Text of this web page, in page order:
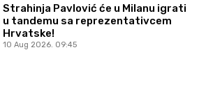
Strahinja Pavlović će u Milanu igrati
u tandemu sa reprezentativcem
Hrvatske!
10 Aug 2026. 09:45